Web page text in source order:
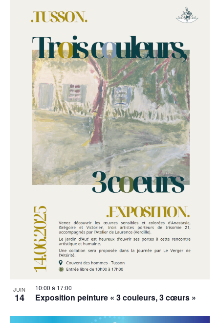
JUIN
14 Exposition peinture « 3 couleurs, 3 cœurs »
10:00 à 17:00